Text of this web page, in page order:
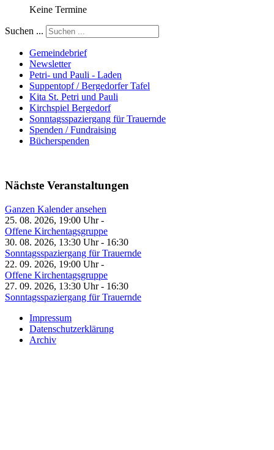
Keine Termine
Suchen ...
Gemeindebrief
Newsletter
Petri- und Pauli - Laden
Suppentopf / Bergedorfer Tafel
Kita St. Petri und Pauli
Kirchspiel Bergedorf
Sonntagsspaziergang für Trauernde
Spenden / Fundraising
Bücherspenden
Nächste Veranstaltungen
Ganzen Kalender ansehen
25. 08. 2026, 19:00 Uhr -
Offene Kirchentagsgruppe
30. 08. 2026, 13:30 Uhr - 16:30
Sonntagsspaziergang für Trauernde
22. 09. 2026, 19:00 Uhr -
Offene Kirchentagsgruppe
27. 09. 2026, 13:30 Uhr - 16:30
Sonntagsspaziergang für Trauernde
Impressum
Datenschutzerklärung
Archiv